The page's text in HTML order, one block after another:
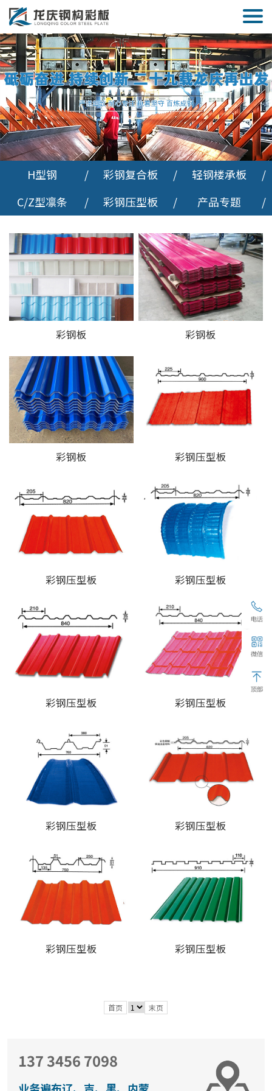
H型钢 / 彩钢复合板 / 轻钢楼承板
/
C/Z型凛条
/ 彩钢压型板 / 产品专题 /
彩钢板 彩钢板
彩钢板 彩钢压型板
彩钢压型板 彩钢压型板
彩钢压型板 彩钢压型板
彩钢压型板 彩钢压型板
彩钢压型板 彩钢压型板
首页 末页
137 3456 7098
业务遍布辽、吉、黑、内蒙